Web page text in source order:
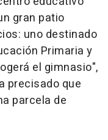
gran patio
uno destinado
Primaria y
el gimnasio",
precisado que
parcela de